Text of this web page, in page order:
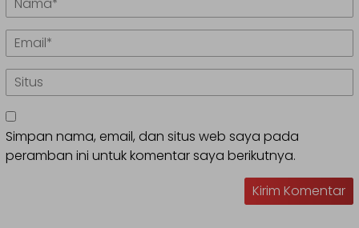
Simpan nama, email, dan situs web saya pada
peramban ini untuk komentar saya berikutnya.